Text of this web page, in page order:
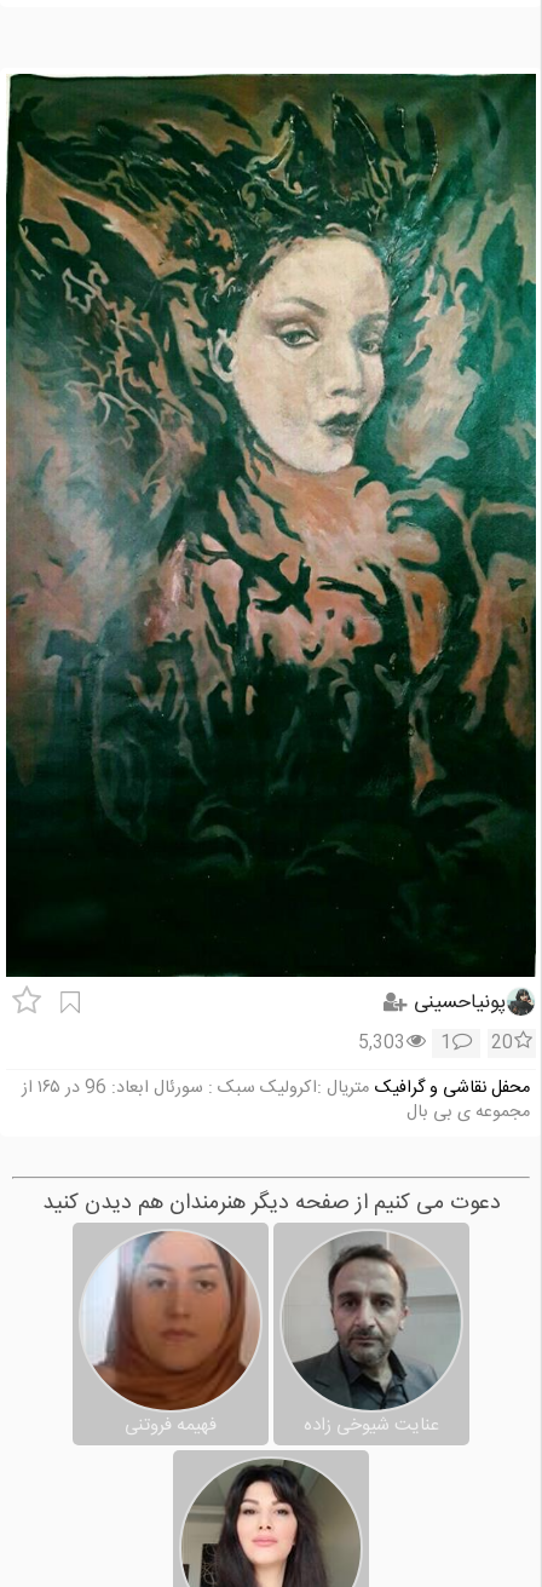
پونیاحسینی
20
1
5,303
محفل نقاشی و گرافیک
متریال :اکرولیک سبک : سورئال ابعاد: 96 در ۱۶۵ از
مجموعه ی بی بال
دعوت می کنیم از صفحه دیگر هنرمندان هم دیدن کنید
عنایت شیوخی زاده فهیمه فروتنی